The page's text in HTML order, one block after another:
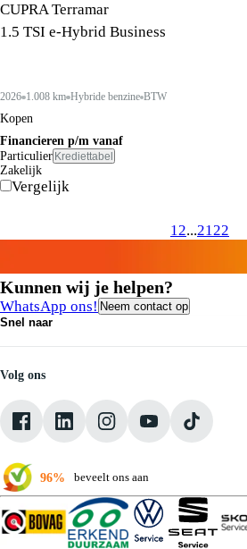
CUPRA Terramar
1.5 TSI e-Hybrid Business
2026 1.008 km Hybride benzine BTW
Kopen
Financieren p/m vanaf
Particulier Krediettabel
Zakelijk
Vergelijk
12...2122
Kunnen wij je helpen?
WhatsApp ons! Neem contact op
Snel naar
Medewerkers
Onze servicebeloften
Pechhulp
Klantbeoordelingen
Verkoopvoorwaarden
Volg ons
96% beveelt ons aan